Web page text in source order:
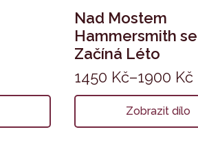
Nad Mostem
Hammersmith se
Začíná Léto
1450 Kč–1900 Kč
Zobrazit dílo